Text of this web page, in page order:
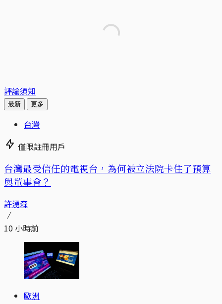
評論須知
最新 更多
台灣
僅限註冊用戶
台灣最受信任的電視台，為何被立法院卡住了預算
與董事會？
許湧森
10 小時前
歐洲